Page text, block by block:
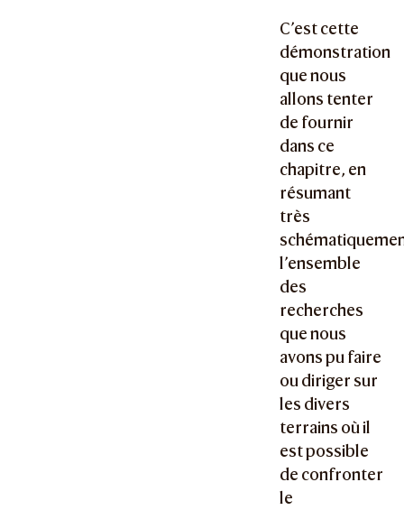
C’est cette
démonstration
que nous
allons tenter
de fournir
dans ce
chapitre, en
résumant
très
l’ensemble
des
recherches
que nous
avons pu faire
ou diriger sur
les divers
terrains où il
est possible
de confronter
le